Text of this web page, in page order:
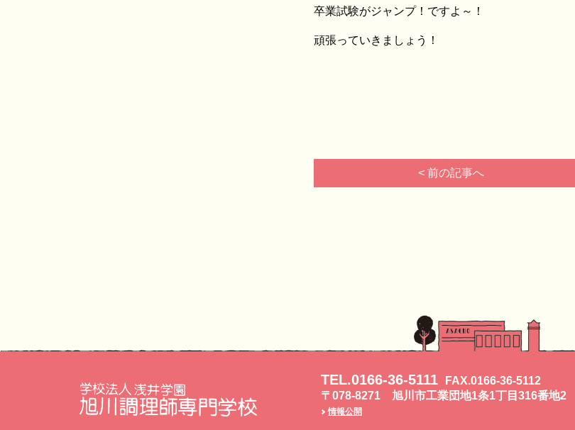
卒業試験がジャンプ！ですよ～！
頑張っていきましょう！
< 前の記事へ
TEL.0166-36-5111
FAX.0166-36-5112
〒078-8271 旭川市工業団地1条1丁目316番地2
情報公開